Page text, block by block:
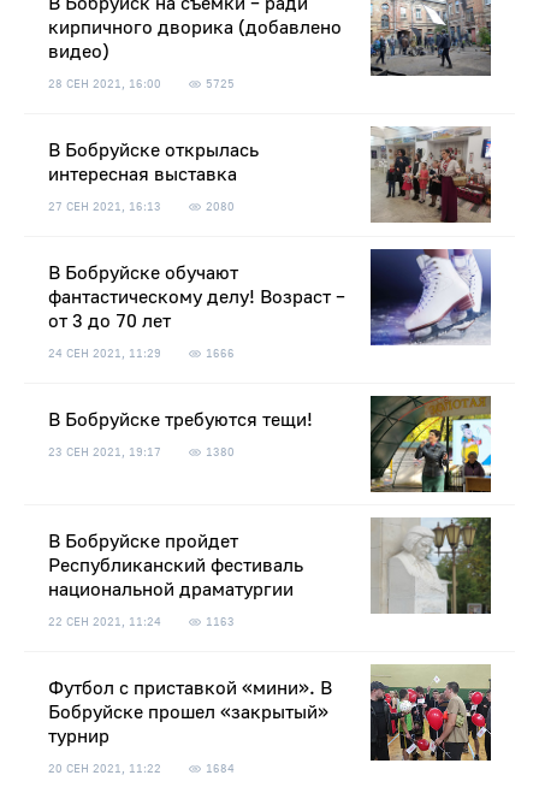
кирпичного дворика (добавлено
видео)
28 СЕН 2021, 16:00 5725
В Бобруйске открылась
интересная выставка
27 СЕН 2021, 16:13 2080
В Бобруйске обучают
фантастическому делу! Возраст –
от 3 до 70 лет
24 СЕН 2021, 11:29 1666
В Бобруйске требуются тещи!
23 СЕН 2021, 19:17 1380
В Бобруйске пройдет
Республиканский фестиваль
национальной драматургии
22 СЕН 2021, 11:24 1163
Футбол с приставкой «мини». В
Бобруйске прошел «закрытый»
турнир
20 СЕН 2021, 11:22 1684